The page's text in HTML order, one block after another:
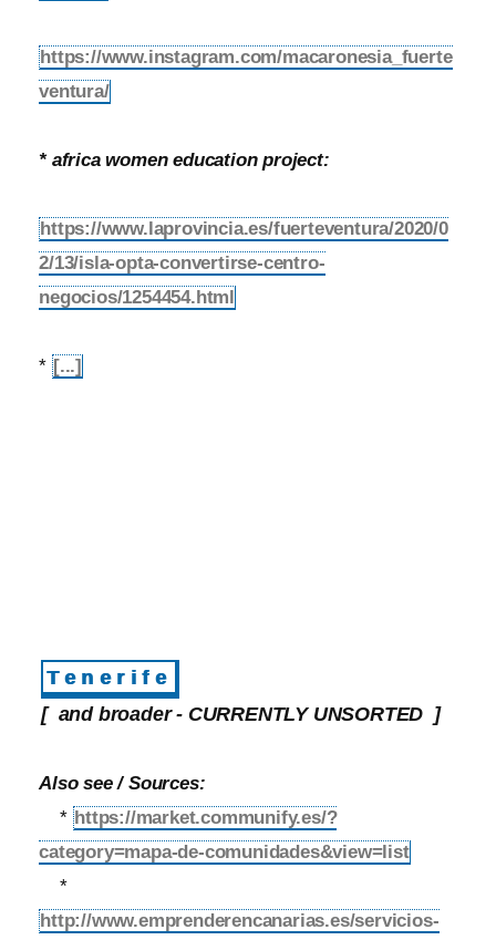
https://www.instagram.com/macaronesia_fuerte
ventura/
* africa women education project:
https://www.laprovincia.es/fuerteventura/2020/0
2/13/isla-opta-convertirse-centro-
negocios/1254454.html
* [...]
Tenerife
[ and broader - CURRENTLY UNSORTED ]
Also see / Sources:
*https://market.communify.es/?
category=mapa-de-comunidades&view=list
*
http://www.emprenderencanarias.es/servicios-